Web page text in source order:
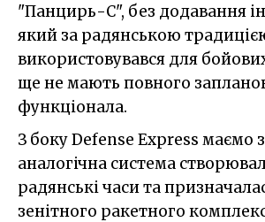
"Панцирь-С", без додавання
який за радянською
використовувався для
ще не мають повного
функціонала.
З боку Defense Express маємо
аналогічна система
радянські часи та
зенітного ракетного